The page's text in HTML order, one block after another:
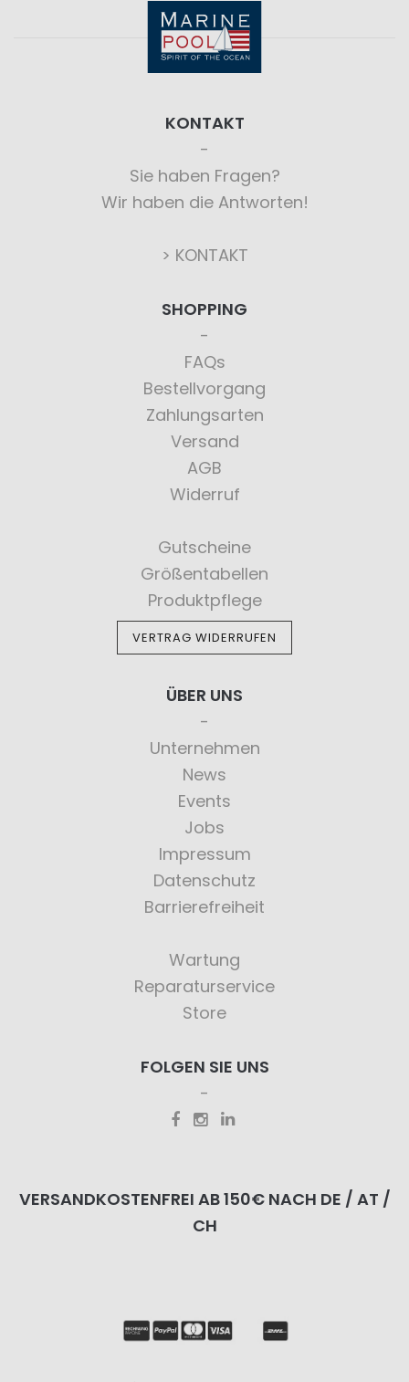
KONTAKT
Sie haben Fragen?
Wir haben die Antworten!
> KONTAKT
SHOPPING
FAQs
Bestellvorgang
Zahlungsarten
Versand
AGB
Widerruf
Gutscheine
Größentabellen
Produktpflege
VERTRAG WIDERRUFEN
ÜBER UNS
Unternehmen
News
Events
Jobs
Impressum
Datenschutz
Barrierefreiheit
Wartung
Reparaturservice
Store
FOLGEN SIE UNS
VERSANDKOSTENFREI AB 150€ NACH DE / AT /
CH